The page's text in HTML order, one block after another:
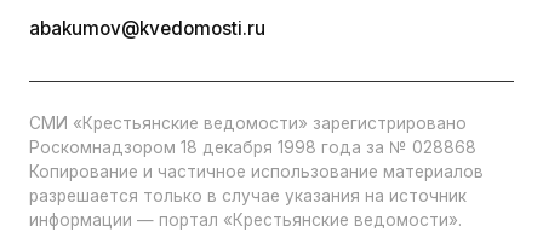
abakumov@kvedomosti.ru
СМИ «Крестьянские ведомости» зарегистрировано
Роскомнадзором 18 декабря 1998 года за № 028868
Копирование и частичное использование материалов
разрешается только в случае указания на источник
информации — портал «Крестьянские ведомости».